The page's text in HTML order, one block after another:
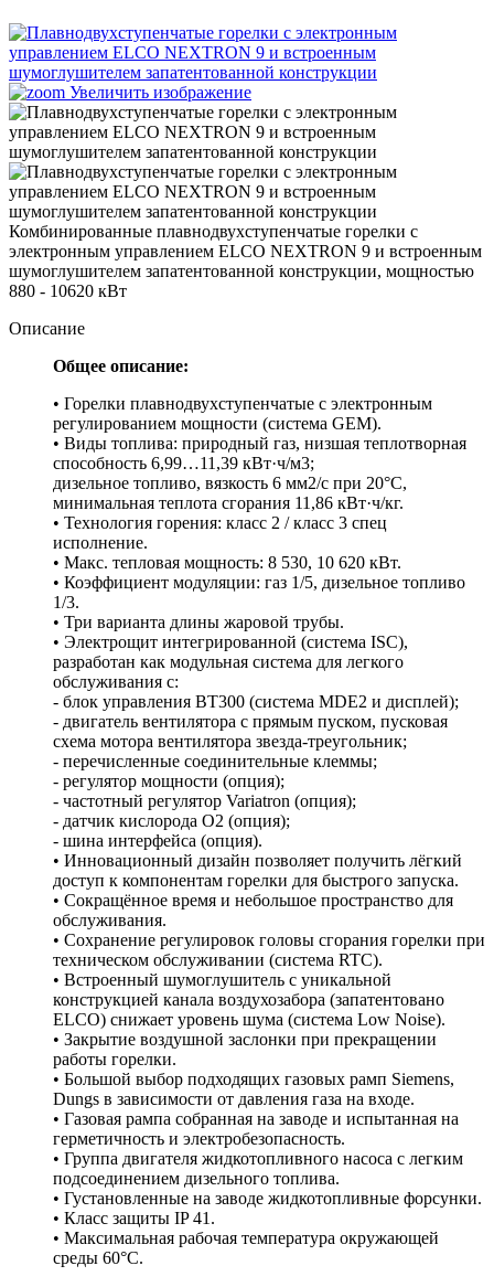
Увеличить изображение
Комбинированные плавнодвухступенчатые горелки с
электронным управлением ELCO NEXTRON 9 и встроенным
шумоглушителем запатентованной конструкции, мощностью
880 - 10620 кВт
Описание
Общее описание:
• Горелки плавнодвухступенчатые с электронным
регулированием мощности (система GEM).
• Виды топлива: природный газ, низшая теплотворная
способность 6,99…11,39 кВт·ч/м3;
дизельное топливо, вязкость 6 мм2/с при 20°C,
минимальная теплота сгорания 11,86 кВт·ч/кг.
• Технология горения: класс 2 / класс 3 спец
исполнение.
• Макс. тепловая мощность: 8 530, 10 620 кВт.
• Коэффициент модуляции: газ 1/5, дизельное топливо
1/3.
• Три варианта длины жаровой трубы.
• Электрощит интегрированной (система ISC),
разработан как модульная система для легкого
обслуживания с:
- блок управления BT300 (система MDE2 и дисплей);
- двигатель вентилятора с прямым пуском, пусковая
схема мотора вентилятора звезда-треугольник;
- перечисленные соединительные клеммы;
- регулятор мощности (опция);
- частотный регулятор Variatron (опция);
- датчик кислорода О2 (опция);
- шина интерфейса (опция).
• Инновационный дизайн позволяет получить лёгкий
доступ к компонентам горелки для быстрого запуска.
• Сокращённое время и небольшое пространство для
обслуживания.
• Сохранение регулировок головы сгорания горелки при
техническом обслуживании (система RTC).
• Встроенный шумоглушитель с уникальной
конструкцией канала воздухозабора (запатентовано
ELCO) снижает уровень шума (система Low Noise).
• Закрытие воздушной заслонки при прекращении
работы горелки.
• Большой выбор подходящих газовых рамп Siemens,
Dungs в зависимости от давления газа на входе.
• Газовая рампа собранная на заводе и испытанная на
герметичность и электробезопасность.
• Группа двигателя жидкотопливного насоса с легким
подсоединением дизельного топлива.
• Густановленные на заводе жидкотопливные форсунки.
• Класс защиты IP 41.
• Максимальная рабочая температура окружающей
среды 60°C.